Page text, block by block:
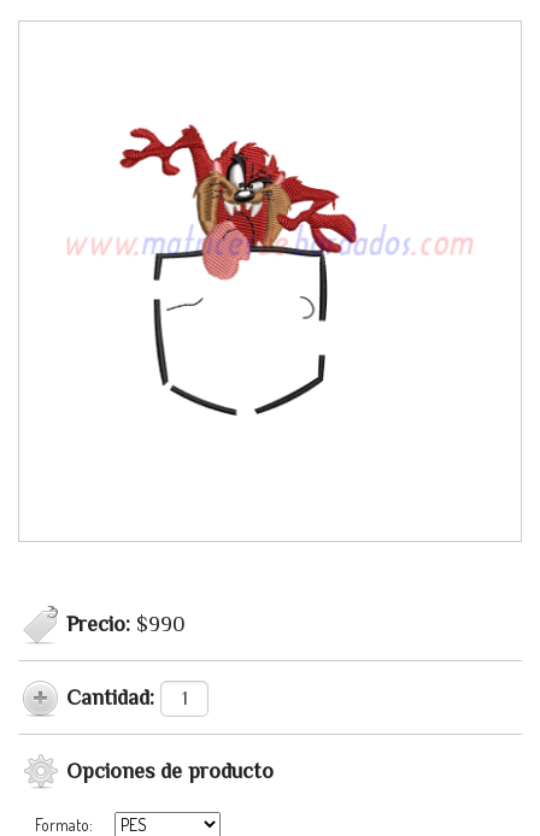
Precio: $990
Cantidad:
Opciones de producto
Formato: